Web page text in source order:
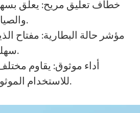
والصيانة في الهواء الطلق.
سهلة لمستوى البطارية.
للاستخدام الموثوق في الهواء الطلق.